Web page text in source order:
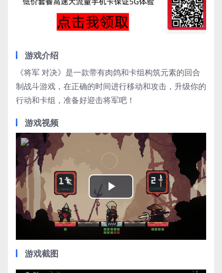
游戏介绍
《将军 对决》是一款带有肉鸽和卡组构筑元素的回合
制战斗游戏，在正确的时间进行移动和攻击，升级你的
行动和卡组，准备好迎击将军吧！
游戏视频
Play
Video
游戏截图